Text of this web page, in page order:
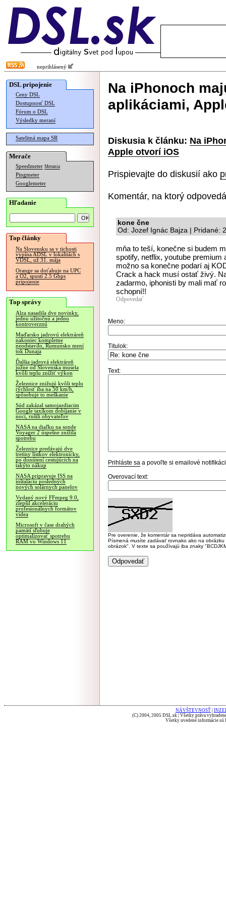
neprihlásený
DSL pripojenie
Ceny DSL
Dostupnosť DSL
Fórum o DSL
Výsledky meraní
Satelitná mapa SR
Merače
Speedmeter Merania
Pingmeter
Googlemeter
Hľadanie
Top články
Na Slovensku sa v tichosti
vypína ADSL v lokalitách s
VDSL, už 31. mája
Orange sa doťahuje na UPC
a O2, spustí 2.5 Gbps
pripojenie
Top správy
Alza nasadila dve novinky,
jednu užitočnú a jednu
kontroverznú
Maďarsko jadrovú elektráreň
nakoniec kompletne
neodstavilo, Rumunsko mení
tok Dunaja
Ďalšia jadrová elektráreň
južne od Slovenska musela
kvôli teplu znížiť výkon
Železnice znižujú kvôli teplu
rýchlosť iba na 50 km/h,
spôsobuje to meškanie
Súd zakázal samojazdiacim
Google taxíkom dobíjanie v
noci, rušili obyvateľov
NASA na diaľku na sonde
Voyager 2 úspešne znížila
spotrebu
Železnice predávajú dve
tretiny lístkov elektronicky,
po donútení cestujúcich na
takýto nákup
NASA pripravuje ISS na
inštaláciu posledných
nových solárnych panelov
Vydaný nový FFmpeg 9.0,
zlepšil akceleráciu
profesionálnych formátov
videa
Microsoft v čase drahých
pamätí sľubuje
optimalizovať spotrebu
RAM vo Windows 11
Na iPhonoch
aplikáciami,
Diskusia k článku: Na
Apple otvorí iOS
Prispievajte do diskusií ako
Komentár, na ktorý
kone čne
Od: Jozef Ignác Bajza | Pridané:
mňa to teší, konečne si budem
spotify, netflix, youtube premium
možno sa konečne podarí aj
Crack a hack musí ostať živý.
zadarmo, iphonisti by mali mať
schopní!!
Odpovedať
Meno:
Titulok:
Text:
Prihláste sa a povoľte si emailové
Overovací text:
Pre overenie, že komentár sa nepridáva
Písmená musíte zadávať rovnako ako na
obrázok". V texte sa používajú iba znaky
NÁVŠTEVNOSŤ
(C) 2004, 2005 DSL.sk | Všetky práva
Všetky uvedené informácie sú